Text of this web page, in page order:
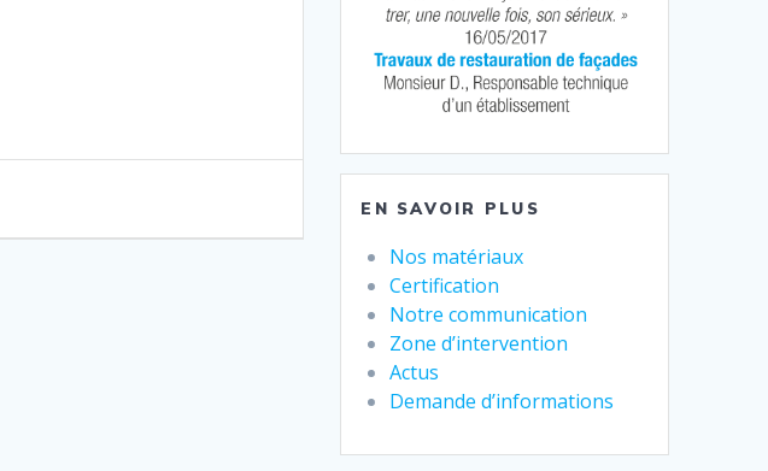
EN SAVOIR PLUS
Nos matériaux
Certification
Notre communication
Zone d’intervention
Actus
Demande d’informations